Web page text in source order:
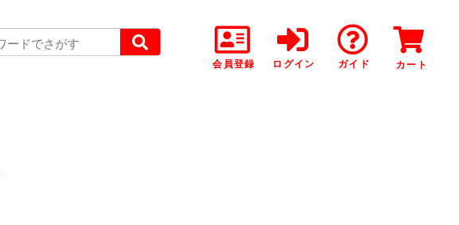
会員登録 ログイン ガイド カート